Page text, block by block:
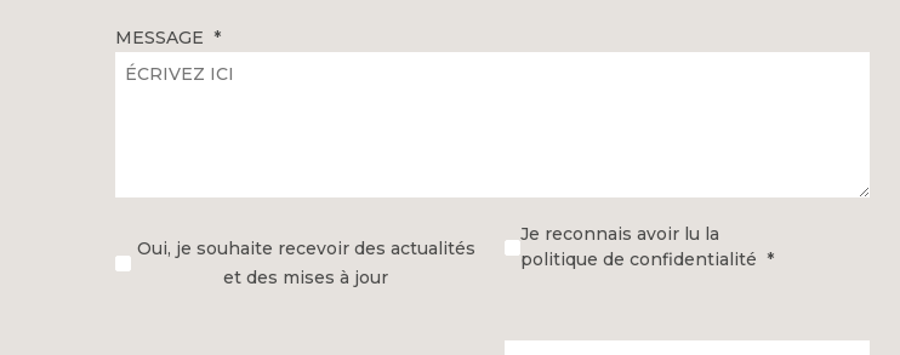
MESSAGE
Oui, je souhaite recevoir des actualités
et des mises à jour
Je reconnais avoir lu la
politique de confidentialité